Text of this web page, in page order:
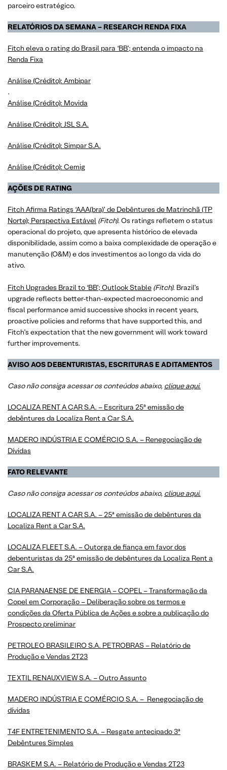
parceiro estratégico.
RELATÓRIOS DA SEMANA – RESEARCH RENDA FIXA
Fitch eleva o rating do Brasil para ‘BB’; entenda o impacto na
Renda Fixa
Análise (Crédito): Ambipar
.
Análise (Crédito): Movida
Análise (Crédito): JSL S.A.
Análise (Crédito): Simpar S.A.
Análise (Crédito): Cemig
AÇÕES DE RATING
Fitch Afirma Ratings ‘AAA(bra)’ de Debêntures de Matrinchã (TP
Norte); Perspectiva Estável (Fitch). Os ratings refletem o status
operacional do projeto, que apresenta histórico de elevada
disponibilidade, assim como a baixa complexidade de operação e
manutenção (O&M) e dos investimentos ao longo da vida do
ativo.
Fitch Upgrades Brazil to ‘BB’; Outlook Stable (Fitch). Brazil’s
upgrade reflects better-than-expected macroeconomic and
fiscal performance amid successive shocks in recent years,
proactive policies and reforms that have supported this, and
Fitch’s expectation that the new government will work toward
further improvements.
AVISO AOS DEBENTURISTAS, ESCRITURAS E ADITAMENTOS
Caso não consiga acessar os conteúdos abaixo, clique aqui.
LOCALIZA RENT A CAR S.A. – Escritura 25ª emissão de
debêntures da Localiza Rent a Car S.A.
MADERO INDÚSTRIA E COMÉRCIO S.A. – Renegociação de
Dívidas
FATO RELEVANTE
Caso não consiga acessar os conteúdos abaixo, clique aqui.
LOCALIZA RENT A CAR S.A. – 25ª emissão de debêntures da
Localiza Rent a Car S.A.
LOCALIZA FLEET S.A. – Outorga de fiança em favor dos
debenturistas da 25ª emissão de debêntures da Localiza Rent a
Car S.A.
CIA PARANAENSE DE ENERGIA – COPEL – Transformação da
Copel em Corporação – Deliberação sobre os termos e
condições da Oferta Pública de Ações e sobre a publicação do
Prospecto preliminar
PETROLEO BRASILEIRO S.A. PETROBRAS – Relatório de
Produção e Vendas 2T23
TEXTIL RENAUXVIEW S.A. – Outro Assunto
MADERO INDÚSTRIA E COMÉRCIO S.A. – Renegociação de
dívidas
T4F ENTRETENIMENTO S.A. – Resgate antecipado 3ª
Debêntures Simples
BRASKEM S.A. – Relatório de Produção e Vendas 2T23